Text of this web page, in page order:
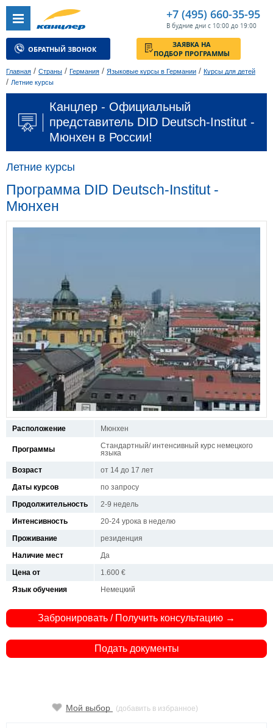
+7 (495) 660-35-95
В будние дни с 10:00 до 19:00
ОБРАТНЫЙ ЗВОНОК
ЗАЯВКА НА
ПОДБОР ПРОГРАММЫ
Главная / Страны / Германия / Языковые курсы в Германии / Курсы для детей
/ Летние курсы
Канцлер - Официальный
представитель DID Deutsch-Institut -
Мюнхен в России!
Летние курсы
Программа DID Deutsch-Institut -
Мюнхен
Расположение Мюнхен
Программы
Стандартный/ интенсивный курс немецкого
языка
Возраст
от 14 до 17 лет
Даты курсов
по запросу
Продолжительность
2-9 недель
Интенсивность
20-24 урока в неделю
Проживание
резиденция
Наличие мест
Да
Цена от
1.600 €
Язык обучения
Немецкий
Забронировать / Получить консультацию →
Подать документы
Мой выбор (добавить в избранное)